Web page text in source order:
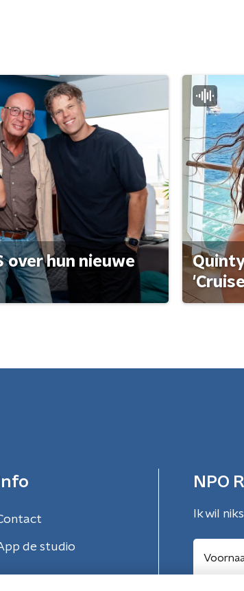
over hun nieuwe
Info
de studio
NPO
Ik wil